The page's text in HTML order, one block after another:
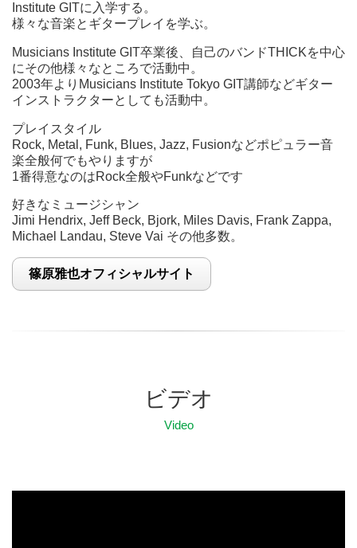
Institute GITに入学する。
様々な音楽とギタープレイを学ぶ。
Musicians Institute GIT卒業後、自己のバンドTHICKを中心
にその他様々なところで活動中。
2003年よりMusicians Institute Tokyo GIT講師などギター
インストラクターとしても活動中。
プレイスタイル
Rock, Metal, Funk, Blues, Jazz, Fusionなどポピュラー音
楽全般何でもやりますが
1番得意なのはRock全般やFunkなどです
好きなミュージシャン
Jimi Hendrix, Jeff Beck, Bjork, Miles Davis, Frank Zappa,
Michael Landau, Steve Vai その他多数。
篠原雅也オフィシャルサイト
ビデオ
Video